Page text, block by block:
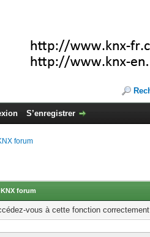
S’enregistrer
forum
forum
vous à cette fonction